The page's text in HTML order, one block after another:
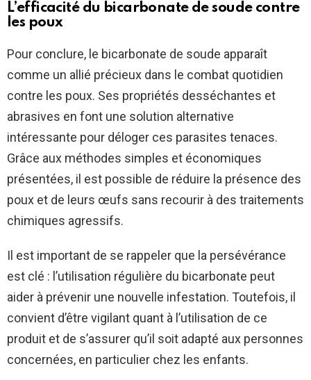
L’efficacité du bicarbonate de soude contre
les poux
Pour conclure, le bicarbonate de soude apparaît
comme un allié précieux dans le combat quotidien
contre les poux. Ses propriétés desséchantes et
abrasives en font une solution alternative
intéressante pour déloger ces parasites tenaces.
Grâce aux méthodes simples et économiques
présentées, il est possible de réduire la présence des
poux et de leurs œufs sans recourir à des traitements
chimiques agressifs.
Il est important de se rappeler que la persévérance
est clé : l’utilisation régulière du bicarbonate peut
aider à prévenir une nouvelle infestation. Toutefois, il
convient d’être vigilant quant à l’utilisation de ce
produit et de s’assurer qu’il soit adapté aux personnes
concernées, en particulier chez les enfants.